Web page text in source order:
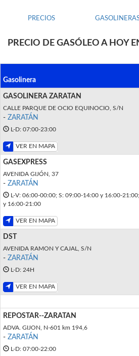
PRECIOS
PRECIO DE GASÓLEO A HOY
Gasolinera
GASOLINERA ZARATAN
CALLE PARQUE DE OCIO EQUINOCIO, S/N
- ZARATÁN
L-D: 07:00-23:00
VER EN MAPA
GASEXPRESS
AVENIDA GIJÓN, 37
- ZARATÁN
L-V: 06:00-00:00; S: 09:00-14:00 y 16:00-
y 16:00-21:00
VER EN MAPA
DST
AVENIDA RAMON Y CAJAL, S/N
- ZARATÁN
L-D: 24H
VER EN MAPA
REPOSTAR--ZARATAN
ADVA. GIJON, N-601 km 194,6
- ZARATÁN
L-D: 07:00-22:00